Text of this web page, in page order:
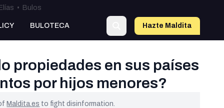
• Bulos
BULOTECA Hazte Maldita
propiedades en sus países
por hijos menores?
Maldita.es to fight disinformation.